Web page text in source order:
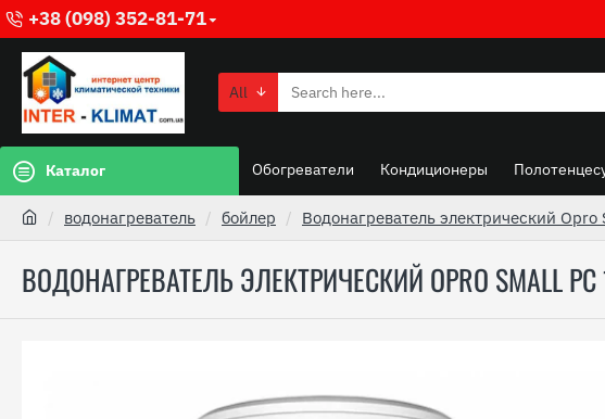
+38 (098) 352-81-71
All
Каталог Обогреватели Кондиционеры
водонагреватель бойлер Водонагреватель электрический Opro
ВОДОНАГРЕВАТЕЛЬ ЭЛЕКТРИЧЕСКИЙ OPRO SMALL PC